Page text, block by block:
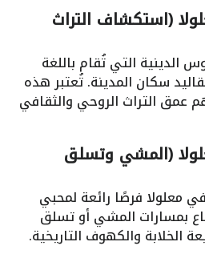
(استكشاف التراث
الدينية التي تُقام باللغة
سكان المدينة. تُعتبر هذه
عمق التراث الروحي والثقافي
(المشي وتسلق
معلولا فرصًا رائعة لمحبي
بمسارات المشي أو تسلق
الخلابة والكهوف التاريخية.